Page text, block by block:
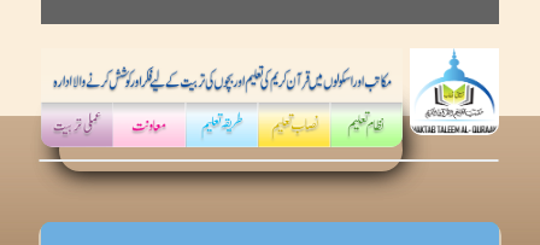
to
content